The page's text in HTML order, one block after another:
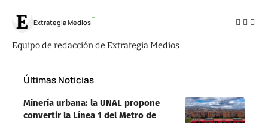
Extrategia Medios
Equipo de redacción de Extrategia Medios
Últimas Noticias
Minería urbana: la UNAL propone
convertir la Línea 1 del Metro de